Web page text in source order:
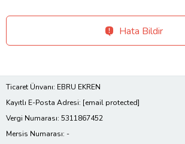
Hata Bildir
Ticaret Ünvanı: EBRU EKREN
Kayıtlı E-Posta Adresi: [email protected]
Vergi Numarası: 5311867452
Mersis Numarası: -